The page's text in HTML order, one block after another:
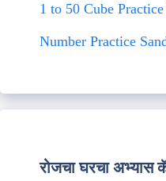
1 to 50 Cube
Number Practice
रोजचा घरचा अभ्यास